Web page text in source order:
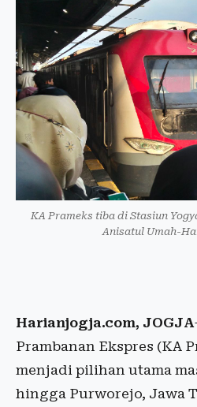
KA Prameks tiba di Stasiun
Anisatul Umah-
Harianjogja.com, JOGJA
Prambanan Ekspres (KA
menjadi pilihan utama
hingga Purworejo, Jawa